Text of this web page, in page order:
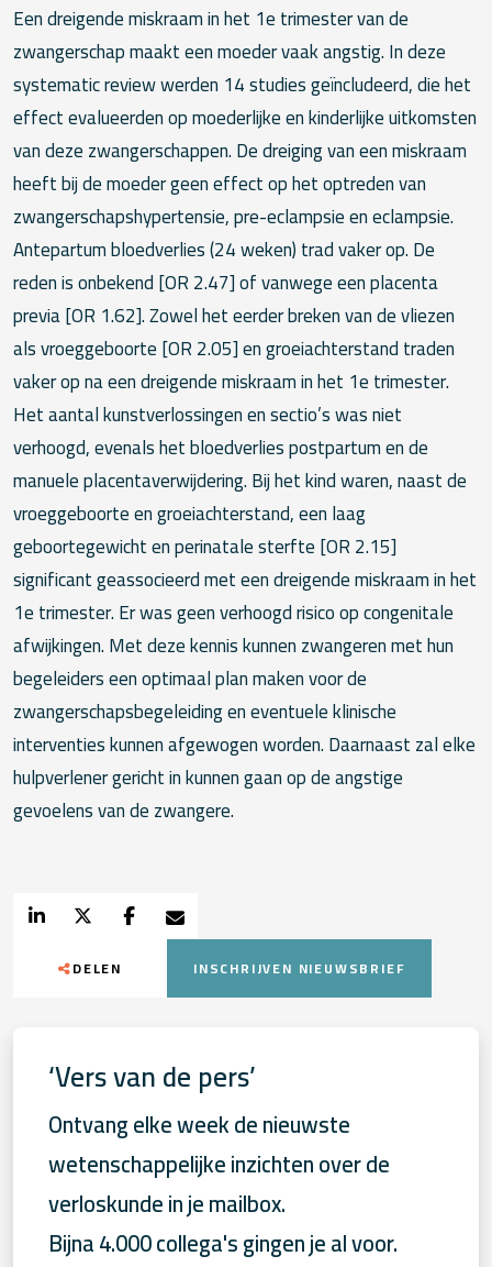
Een dreigende miskraam in het 1e trimester van de
zwangerschap maakt een moeder vaak angstig. In deze
systematic review werden 14 studies geïncludeerd, die het
effect evalueerden op moederlijke en kinderlijke uitkomsten
van deze zwangerschappen. De dreiging van een miskraam
heeft bij de moeder geen effect op het optreden van
zwangerschapshypertensie, pre-eclampsie en eclampsie.
Antepartum bloedverlies (24 weken) trad vaker op. De
reden is onbekend [OR 2.47] of vanwege een placenta
previa [OR 1.62]. Zowel het eerder breken van de vliezen
als vroeggeboorte [OR 2.05] en groeiachterstand traden
vaker op na een dreigende miskraam in het 1e trimester.
Het aantal kunstverlossingen en sectio’s was niet
verhoogd, evenals het bloedverlies postpartum en de
manuele placentaverwijdering. Bij het kind waren, naast de
vroeggeboorte en groeiachterstand, een laag
geboortegewicht en perinatale sterfte [OR 2.15]
significant geassocieerd met een dreigende miskraam in het
1e trimester. Er was geen verhoogd risico op congenitale
afwijkingen. Met deze kennis kunnen zwangeren met hun
begeleiders een optimaal plan maken voor de
zwangerschapsbegeleiding en eventuele klinische
interventies kunnen afgewogen worden. Daarnaast zal elke
hulpverlener gericht in kunnen gaan op de angstige
gevoelens van de zwangere.
DELEN INSCHRIJVEN NIEUWSBRIEF
‘Vers van de pers’
Ontvang elke week de nieuwste
wetenschappelijke inzichten over de
verloskunde in je mailbox.
Bijna 4.000 collega's gingen je al voor.